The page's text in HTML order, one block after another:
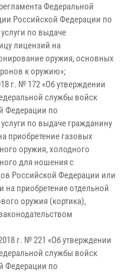
Федеральной
Российской Федерации по
по выдаче
лицензий на
оружия, основных
к оружию»;
г. № 172 «Об утверждении
службы войск
Федерации по
по выдаче гражданину
приобретение газовых
оружия, холодного
для ношения с
Российской Федерации или
на приобретение отдельной
оружия (кортика),
г. № 221 «Об утверждении
службы войск
Федерации по